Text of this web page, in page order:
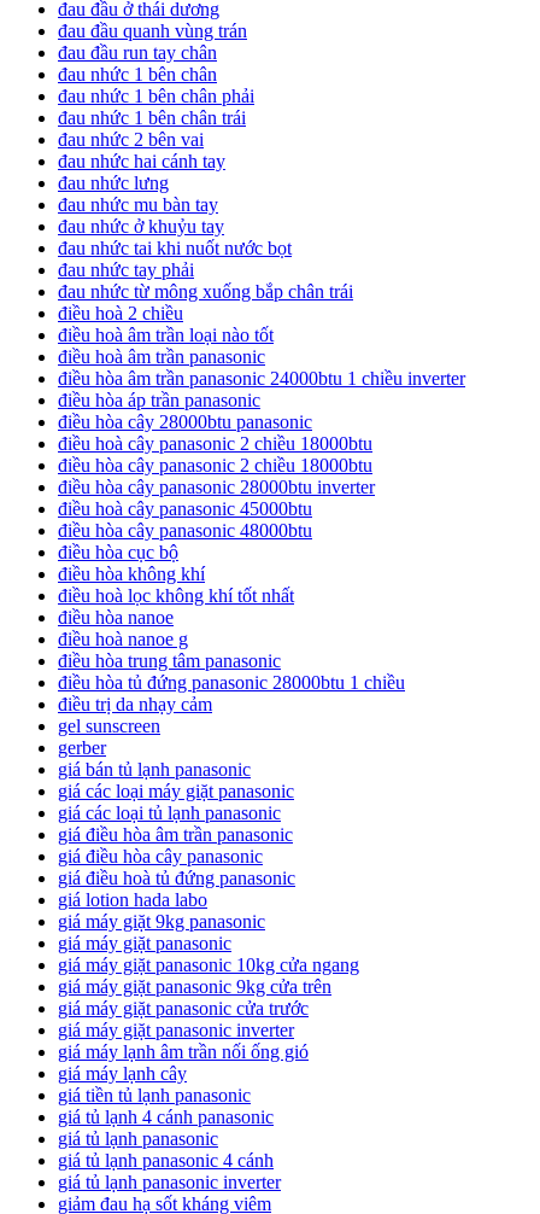
đau đầu ở thái dương
đau đầu quanh vùng trán
đau đầu run tay chân
đau nhức 1 bên chân
đau nhức 1 bên chân phải
đau nhức 1 bên chân trái
đau nhức 2 bên vai
đau nhức hai cánh tay
đau nhức lưng
đau nhức mu bàn tay
đau nhức ở khuỷu tay
đau nhức tai khi nuốt nước bọt
đau nhức tay phải
đau nhức từ mông xuống bắp chân trái
điều hoà 2 chiều
điều hoà âm trần loại nào tốt
điều hoà âm trần panasonic
điều hòa âm trần panasonic 24000btu 1 chiều inverter
điều hòa áp trần panasonic
điều hòa cây 28000btu panasonic
điều hoà cây panasonic 2 chiều 18000btu
điều hòa cây panasonic 2 chiều 18000btu
điều hòa cây panasonic 28000btu inverter
điều hoà cây panasonic 45000btu
điều hòa cây panasonic 48000btu
điều hòa cục bộ
điều hòa không khí
điều hoà lọc không khí tốt nhất
điều hòa nanoe
điều hoà nanoe g
điều hòa trung tâm panasonic
điều hòa tủ đứng panasonic 28000btu 1 chiều
điều trị da nhạy cảm
gel sunscreen
gerber
giá bán tủ lạnh panasonic
giá các loại máy giặt panasonic
giá các loại tủ lạnh panasonic
giá điều hòa âm trần panasonic
giá điều hòa cây panasonic
giá điều hoà tủ đứng panasonic
giá lotion hada labo
giá máy giặt 9kg panasonic
giá máy giặt panasonic
giá máy giặt panasonic 10kg cửa ngang
giá máy giặt panasonic 9kg cửa trên
giá máy giặt panasonic cửa trước
giá máy giặt panasonic inverter
giá máy lạnh âm trần nối ống gió
giá máy lạnh cây
giá tiền tủ lạnh panasonic
giá tủ lạnh 4 cánh panasonic
giá tủ lạnh panasonic
giá tủ lạnh panasonic 4 cánh
giá tủ lạnh panasonic inverter
giảm đau hạ sốt kháng viêm